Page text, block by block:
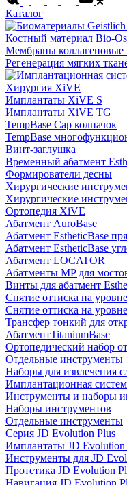
Каталог
Костный материал Bio-
Мембраны коллагеновые
Регенерация мягких
Хирургия XiVE
Имплантаты XiVE S
Имплантаты XiVE TG
TempBase Cap колпачок
TempBase
Винт-заглушка
Временный абатмент
Формирователи десны
Хирургические
Хирургические
Ортопедия XiVE
Абатмент AuroBase
Абатмент EstheticBase
Абатмент EstheticBase
Абатмент LOCATOR
Абатменты MP для
Винты для абатмент
Снятие оттиска на
Снятие оттиска на
Трансфер тонкий для
АбатментTitaniumBase
Ортопедический набор
Отдельные инструменты
Наборы для извлечения
Имплантационная
Инструменты и наборы
Наборы инструментов
Отдельные инструменты
Серия JD Evolution Plus
Имплантаты JD Evolution
Инструменты для JD
Протетика JD Evolution